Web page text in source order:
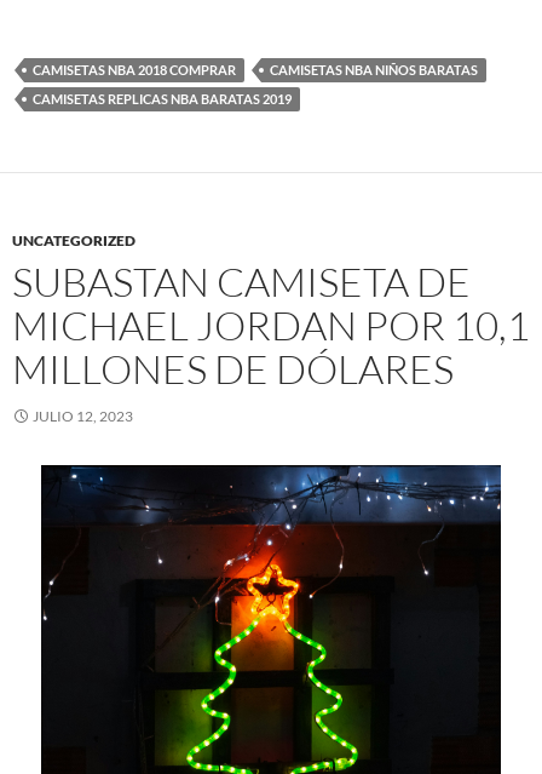
CAMISETAS NBA 2018 COMPRAR
CAMISETAS NBA NIÑOS BARATAS
CAMISETAS REPLICAS NBA BARATAS 2019
UNCATEGORIZED
SUBASTAN CAMISETA DE
MICHAEL JORDAN POR 10,1
MILLONES DE DÓLARES
JULIO 12, 2023